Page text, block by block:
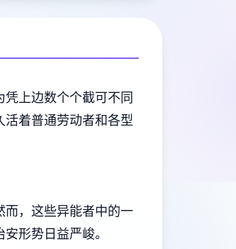
上边数个个截可不同
着普通劳动者和各型
而，这些异能者中的一
形势日益严峻。